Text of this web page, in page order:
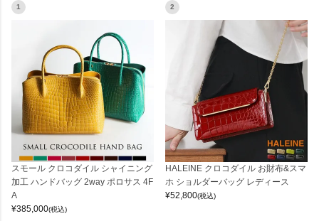
1
スモール クロコダイル シャイニング
加工 ハンドバッグ 2way ポロサス 4F
A
¥385,000(税込)
2
HALEINE クロコダイル お財布&スマ
ホ ショルダーバッグ レディース
¥52,800(税込)